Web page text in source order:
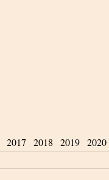
2017 2018 2019 2020